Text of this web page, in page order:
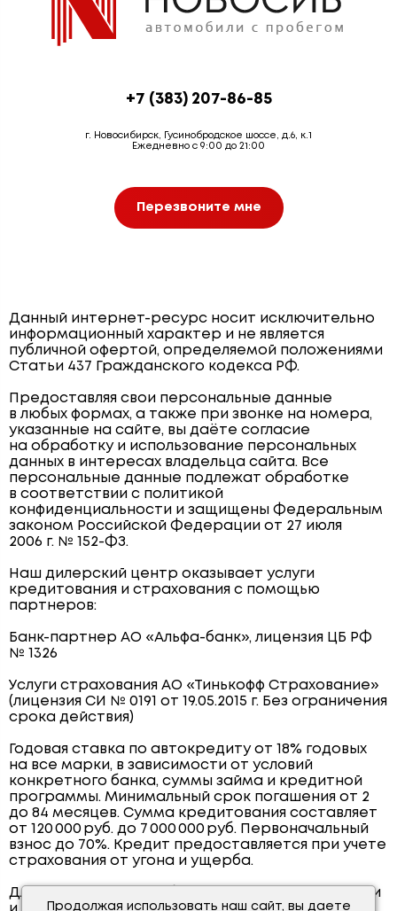
+7 (383) 207-86-85
г. Новосибирск, Гусинобродское шоссе, д.6, к.1
Ежедневно с 9:00 до 21:00
Перезвоните мне
Данный интернет-ресурс носит исключительно
информационный характер и не является
публичной офертой, определяемой положениями
Статьи 437 Гражданского кодекса РФ.
Предоставляя свои персональные данные
в любых формах, а также при звонке на номера,
указанные на сайте, вы даёте согласие
на обработку и использование персональных
данных в интересах владельца сайта. Все
персональные данные подлежат обработке
в соответствии с политикой
конфиденциальности и защищены Федеральным
законом Российской Федерации от 27 июля
2006 г. № 152-ФЗ.
Наш дилерский центр оказывает услуги
кредитования и страхования с помощью
партнеров:
Банк-партнер АО «Альфа-банк», лицензия ЦБ РФ
№ 1326
Услуги страхования АО «Тинькофф Страхование»
(лицензия СИ № 0191 от 19.05.2015 г. Без ограничения
срока действия)
Годовая ставка по автокредиту от 18% годовых
на все марки, в зависимости от условий
конкретного банка, суммы займа и кредитной
программы. Минимальный срок погашения от 2
до 84 месяцев. Сумма кредитования составляет
от 120 000 руб. до 7 000 000 руб. Первоначальный
взнос до 70%. Кредит предоставляется при учете
страхования от угона и ущерба.
Для получения подробной информации о наличии
Продолжая использовать наш сайт, вы даете